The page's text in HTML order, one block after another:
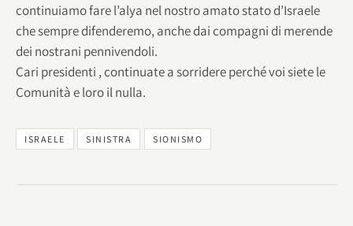
continuiamo fare l’alya nel nostro amato stato d’Israele
che sempre difenderemo, anche dai compagni di merende
dei nostrani pennivendoli.
Cari presidenti , continuate a sorridere perché voi siete le
Comunità e loro il nulla.
ISRAELE SINISTRA SIONISMO